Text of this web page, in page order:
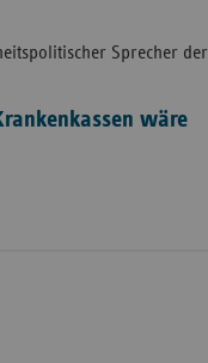
Sprecher der
wäre